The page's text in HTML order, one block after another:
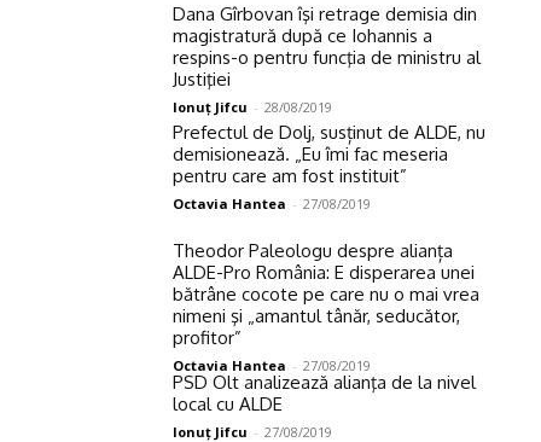
Dana Gîrbovan îşi retrage demisia din
magistratură după ce Iohannis a
respins-o pentru funcţia de ministru al
Justiţiei
Ionuţ Jifcu - 28/08/2019
Prefectul de Dolj, susținut de ALDE, nu
demisionează. „Eu îmi fac meseria
pentru care am fost instituit”
Octavia Hantea - 27/08/2019
Theodor Paleologu despre alianța
ALDE-Pro România: E disperarea unei
bătrâne cocote pe care nu o mai vrea
nimeni şi „amantul tânăr, seducător,
profitor”
Octavia Hantea - 27/08/2019
PSD Olt analizează alianţa de la nivel
local cu ALDE
Ionuţ Jifcu - 27/08/2019